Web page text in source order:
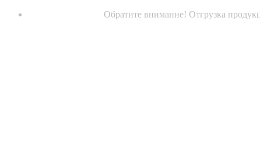
Обратите внимание! Отгрузка